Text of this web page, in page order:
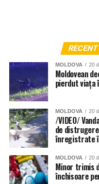
RECENT
MOLDOVA 20
Moldovean
pierdut viața
MOLDOVA 20
/VIDEO/
de
înregistrate
MOLDOVA 20
Minor trimis
închisoare